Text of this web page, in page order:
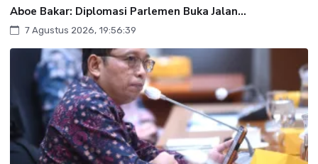
Aboe Bakar: Diplomasi Parlemen Buka Jalan...
7 Agustus 2026, 19:56:39